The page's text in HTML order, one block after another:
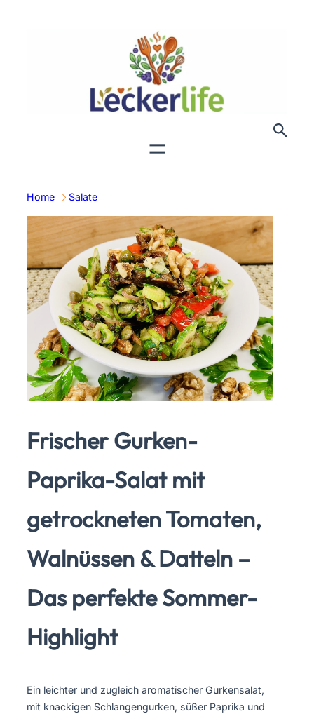
Home Salate
Frischer Gurken-
Paprika-Salat mit
getrockneten Tomaten,
Walnüssen & Datteln –
Das perfekte Sommer-
Highlight
Ein leichter und zugleich aromatischer Gurkensalat,
mit knackigen Schlangengurken, süßer Paprika und